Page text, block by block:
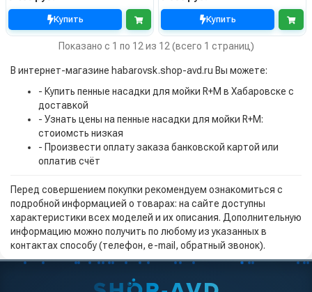
Купить Купить
Показано с 1 по 12 из 12 (всего 1 страниц)
В интернет-магазине habarovsk.shop-avd.ru Вы можете:
- Купить пенные насадки для мойки R+M в Хабаровске с
доставкой
- Узнать цены на пенные насадки для мойки R+M:
стоиомсть низкая
- Произвести оплату заказа банковской картой или
оплатив счёт
Перед совершением покупки рекомендуем ознакомиться с
подробной информацией о товарах: на сайте доступны
характеристики всех моделей и их описания. Дополнительную
информацию можно получить по любому из указанных в
контактах способу (телефон, e-mail, обратный звонок).